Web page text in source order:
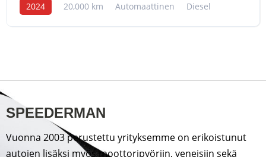
2024 20,000 km Automaattinen Diesel
SPEEDERMAN
Vuonna 2003 perustettu yrityksemme on erikoistunut
autojen lisäksi myös moottoripyöriin, veneisiin sekä